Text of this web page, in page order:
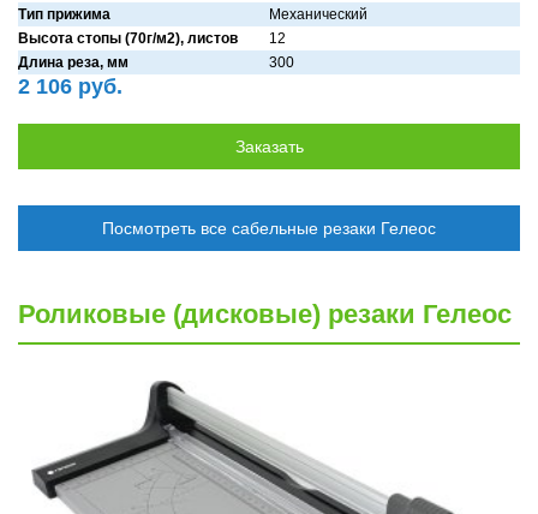
Тип прижима
Мехaнический
Высота стопы (70г/м2), листов
12
Длина реза, мм
300
2 106 руб.
Посмотреть все сабельные резаки Гелеос
Роликовые (дисковые) резаки Гелеос